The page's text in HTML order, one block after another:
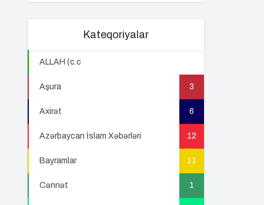
Kateqoriyalar
ALLAH (c.c
Aşura 3
Axirət 6
Azərbaycan İslam Xəbərləri 12
Bayramlar 11
Cənnət 1